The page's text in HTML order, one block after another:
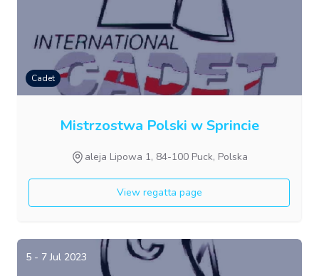
Cadet
Mistrzostwa Polski w Sprincie
aleja Lipowa 1, 84-100 Puck, Polska
View regatta page
5 - 7 Jul 2023